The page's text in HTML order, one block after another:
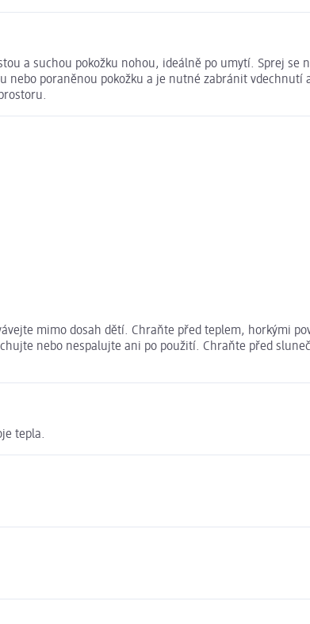
a suchou pokožku nohou, ideálně po umytí. Sprej se
poraněnou pokožku a je nutné zabránit
mimo dosah dětí. Chraňte před teplem, horkými
nebo nespalujte ani po použití. Chraňte před
tepla.